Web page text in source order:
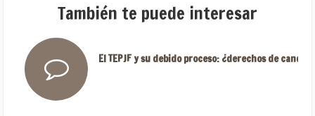
También te puede interesar
El TEPJF y su debido proceso: ¿derechos de